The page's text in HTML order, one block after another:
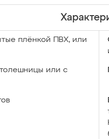
плёнкой ПВХ, или
или с